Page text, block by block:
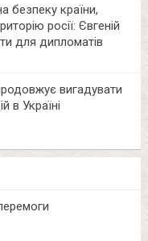
безпеку країни,
росії: Євгеній
для дипломатів
вигадувати
в Україні